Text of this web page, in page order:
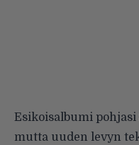
Esikoisalbumi
mutta uuden levyn